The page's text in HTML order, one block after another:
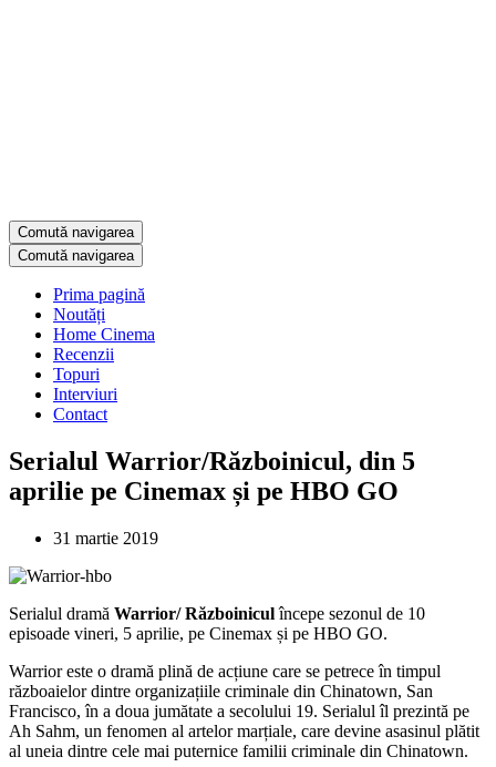
Comută navigarea
Comută navigarea
Prima pagină
Noutăți
Home Cinema
Recenzii
Topuri
Interviuri
Contact
Serialul Warrior/Războinicul, din 5
aprilie pe Cinemax și pe HBO GO
31 martie 2019
Serialul dramă Warrior/ Războiniculîncepe sezonul de 10
episoade vineri, 5 aprilie, pe Cinemax și pe HBO GO.
Warrior este o dramă plină de acțiune care se petrece în timpul
războaielor dintre organizațiile criminale din Chinatown, San
Francisco, în a doua jumătate a secolului 19. Serialul îl prezintă pe
Ah Sahm, un fenomen al artelor marțiale, care devine asasinul plătit
al uneia dintre cele mai puternice familii criminale din Chinatown.